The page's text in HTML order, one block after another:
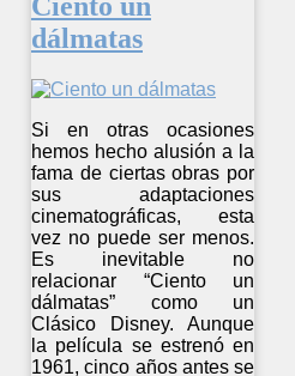
dálmatas
Si en otras ocasiones
hemos hecho alusión a la
fama de ciertas obras por
sus adaptaciones
cinematográficas, esta
vez no puede ser menos.
Es inevitable no
relacionar “Ciento un
dálmatas” como un
Clásico Disney. Aunque
la película se estrenó en
1961, cinco años antes se